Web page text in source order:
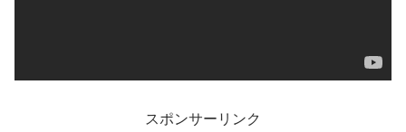
スポンサーリンク